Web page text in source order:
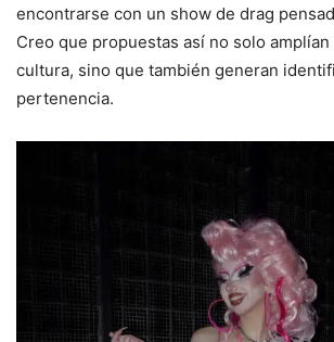
encontrarse con un show de drag
Creo que propuestas así no solo amplían
cultura, sino que también generan
pertenencia.